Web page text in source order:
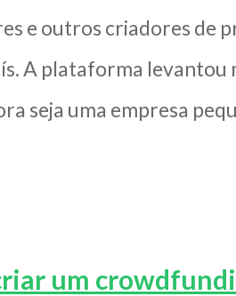
e outros criadores de
A plataforma levantou
seja uma empresa
um